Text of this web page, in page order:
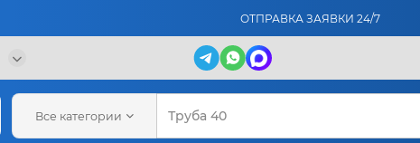
ОТПРАВКА ЗАЯВКИ 24/7
Все категории